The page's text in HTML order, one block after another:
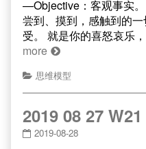
—Objective：客观事实。
尝到、摸到，感触到的
受。 就是你的喜怒哀乐
more
思维模型
2019 08 27 W21
2019-08-28